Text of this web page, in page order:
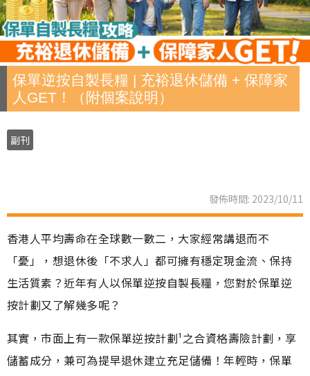
保單逆按自製長糧 | 充裕退休儲備 + 保障家
人GET！（附個案說明）
副刊
發佈時間: 2023/10/11
香港人平均壽命在全球數一數二，大家經常講退而不
「憂」，想退休後「不求人」都可擁有穩定現金流、保持
生活質素？近年有人以保單逆按自製長糧，您對於保單逆
按計劃又了解幾多呢？
其實，市面上有一款保單逆按計劃¹之合資格壽險計劃，享
儲蓄成分，兼可為提早退休建立充足儲備！年輕時，保單